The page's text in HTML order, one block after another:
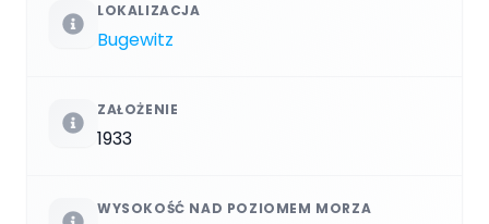
LOKALIZACJA
Bugewitz
ZAŁOŻENIE
1933
WYSOKOŚĆ NAD POZIOMEM MORZA